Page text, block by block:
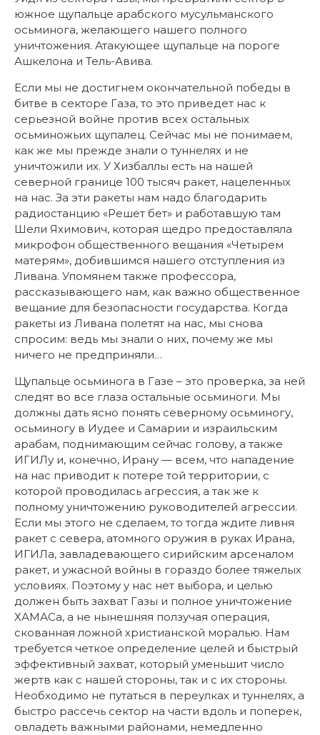
южное щупальце арабского мусульманского
осьминога, желающего нашего полного
уничтожения. Атакующее щупальце на пороге
Ашкелона и Тель-Авива.
Если мы не достигнем окончательной победы в
битве в секторе Газа, то это приведет нас к
серьезной войне против всех остальных
осьминожьих щупалец. Сейчас мы не понимаем,
как же мы прежде знали о туннелях и не
уничтожили их. У Хизбаллы есть на нашей
северной границе 100 тысяч ракет, нацеленных
на нас. За эти ракеты нам надо благодарить
радиостанцию «Решет бет» и работавшую там
Шели Яхимович, которая щедро предоставляла
микрофон общественного вещания «Четырем
матерям», добившимся нашего отступления из
Ливана. Упомянем также профессора,
рассказывающего нам, как важно общественное
вещание для безопасности государства. Когда
ракеты из Ливана полетят на нас, мы снова
спросим: ведь мы знали о них, почему же мы
ничего не предприняли…
Щупальце осьминога в Газе – это проверка, за ней
следят во все глаза остальные осьминоги. Мы
должны дать ясно понять северному осьминогу,
осьминогу в Иудее и Самарии и израильским
арабам, поднимающим сейчас голову, а также
ИГИЛу и, конечно, Ирану — всем, что нападение
на нас приводит к потере той территории, с
которой проводилась агрессия, а так же к
полному уничтожению руководителей агрессии.
Если мы этого не сделаем, то тогда ждите ливня
ракет с севера, атомного оружия в руках Ирана,
ИГИЛа, завладевающего сирийским арсеналом
ракет, и ужасной войны в гораздо более тяжелых
условиях. Поэтому у нас нет выбора, и целью
должен быть захват Газы и полное уничтожение
ХАМАСа, а не нынешняя ползучая операция,
скованная ложной христианской моралью. Нам
требуется четкое определение целей и быстрый
эффективный захват, который уменьшит число
жертв как с нашей стороны, так и с их стороны.
Необходимо не путаться в переулках и туннелях, а
быстро рассечь сектор на части вдоль и поперек,
овладеть важными районами, немедленно